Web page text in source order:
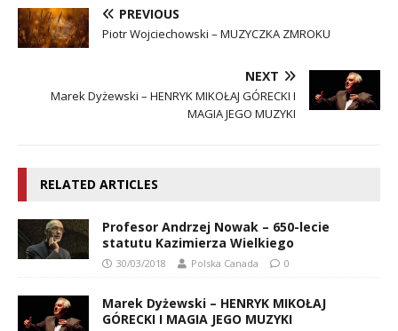
PREVIOUS
Piotr Wojciechowski – MUZYCZKA ZMROKU
NEXT
Marek Dyżewski – HENRYK MIKOŁAJ GÓRECKI I
MAGIA JEGO MUZYKI
RELATED ARTICLES
Profesor Andrzej Nowak – 650-lecie
statutu Kazimierza Wielkiego
30/03/2018 Polska Canada 0
Marek Dyżewski – HENRYK MIKOŁAJ
GÓRECKI I MAGIA JEGO MUZYKI